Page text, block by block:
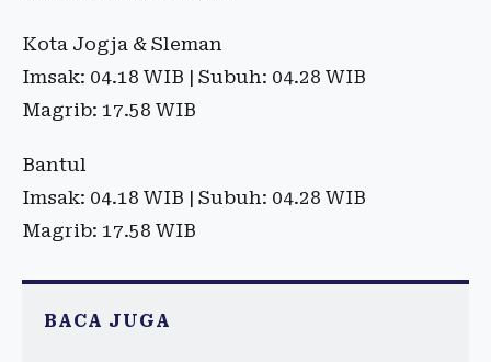
Kota Jogja & Sleman
Imsak: 04.18 WIB | Subuh: 04.28 WIB
Magrib: 17.58 WIB
Bantul
Imsak: 04.18 WIB | Subuh: 04.28 WIB
Magrib: 17.58 WIB
BACA JUGA